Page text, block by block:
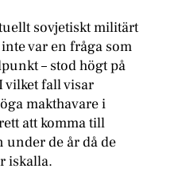
sovjetiskt militärt
var en fråga som
– stod högt på
vilket fall visar
makthavare i
att komma till
under de år då de
iskalla.